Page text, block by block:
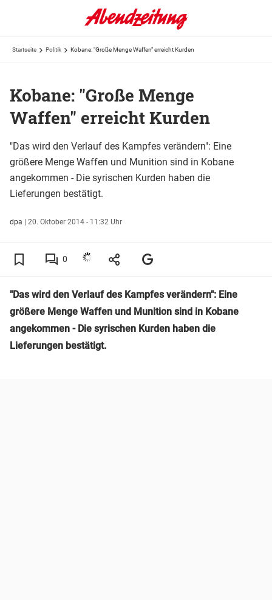
Startseite Politik Kobane: "Große Menge Waffen" erreicht Kurden
Kobane: "Große Menge
Waffen" erreicht Kurden
"Das wird den Verlauf des Kampfes verändern": Eine
größere Menge Waffen und Munition sind in Kobane
angekommen - Die syrischen Kurden haben die
Lieferungen bestätigt.
dpa | 20. Oktober 2014 - 11:32 Uhr
0
"Das wird den Verlauf des Kampfes verändern": Eine
größere Menge Waffen und Munition sind in Kobane
angekommen - Die syrischen Kurden haben die
Lieferungen bestätigt.